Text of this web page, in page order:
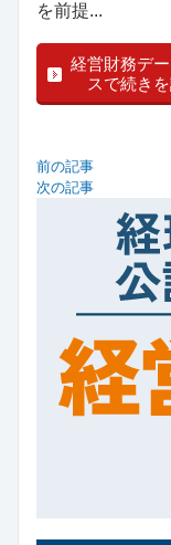
を前提...
経営財務デ
スで続き
前の記事
次の記事